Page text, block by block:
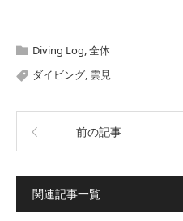
Diving Log,全体
ダイビング, 雲見
前の記事
関連記事一覧